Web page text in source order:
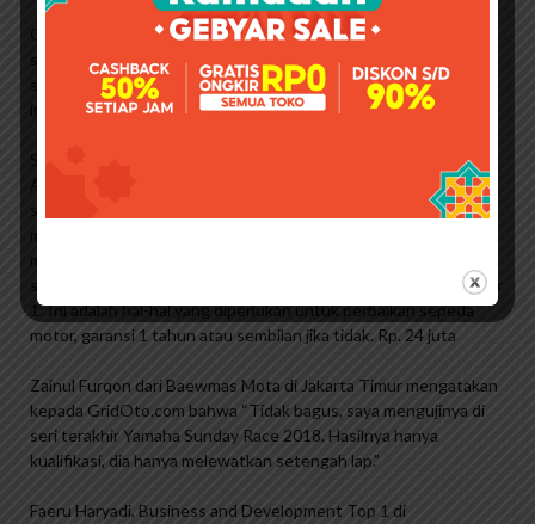
Gambar 1 – Instruksi sekering ECU Setelah membersihkan
sensor MAF, lanjutkan dengan reset ECU. Lepaskan kotak
sekering di bagian belakang kanan baterai. Gambar 1 berisi
instruksi sekering ECU (panah merah).
Sekring di kotak Aerio dapat dibaca di kompartemen mesin
Aerio atau sekring di manual. Tapi ada relay di luar sana dan
sayangnya tidak ada penjelasan tentang apa yang dilakukan
masing-masing relay. Pemula bertanya di forum, beberapa
menjawab, tetapi kebanyakan tidak tahu. hmm Tulis apa yang
sudah Anda ketahui. Nanti diupdate lagi…..
Baca juga Gambar
1: Ini adalah hal-hal yang diperlukan untuk perbaikan sepeda
motor, garansi 1 tahun atau sembilan jika tidak. Rp. 24 juta
Zainul Furqon dari Baewmas Mota di Jakarta Timur mengatakan
kepada GridOto.com bahwa “Tidak bagus, saya mengujinya di
seri terakhir Yamaha Sunday Race 2018. Hasilnya hanya
kualifikasi, dia hanya melewatkan setengah lap.”
Faeru Haryadi, Business and Development Top 1 di